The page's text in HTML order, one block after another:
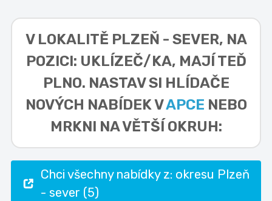
V LOKALITĚ PLZEŇ - SEVER, NA
POZICI: UKLÍZEČ/KA, MAJÍ TEĎ
PLNO. NASTAV SI HLÍDAČE
NOVÝCH NABÍDEK VAPCE NEBO
MRKNI NA VĚTŠÍ OKRUH:
Chci všechny nabídky z: okresu Plzeň
- sever (5)